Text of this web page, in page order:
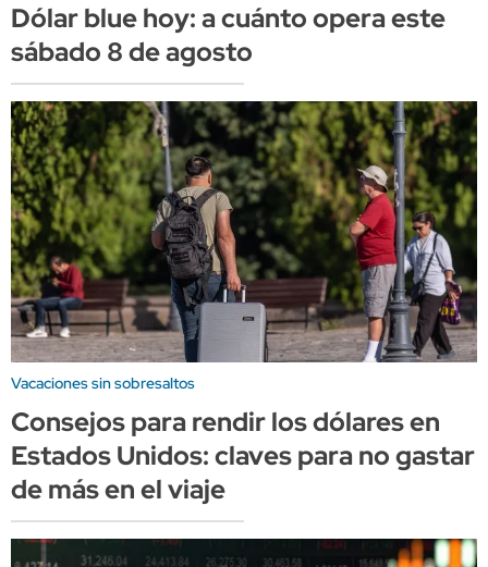
Dólar blue hoy: a cuánto opera este
sábado 8 de agosto
Vacaciones sin sobresaltos
Consejos para rendir los dólares en
Estados Unidos: claves para no gastar
de más en el viaje